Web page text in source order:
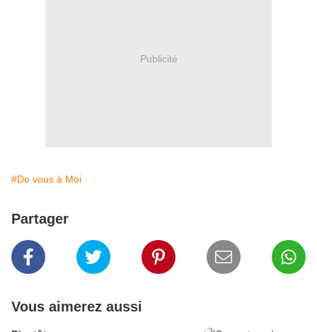
Publicité
#De vous à Moi
Partager
Vous aimerez aussi